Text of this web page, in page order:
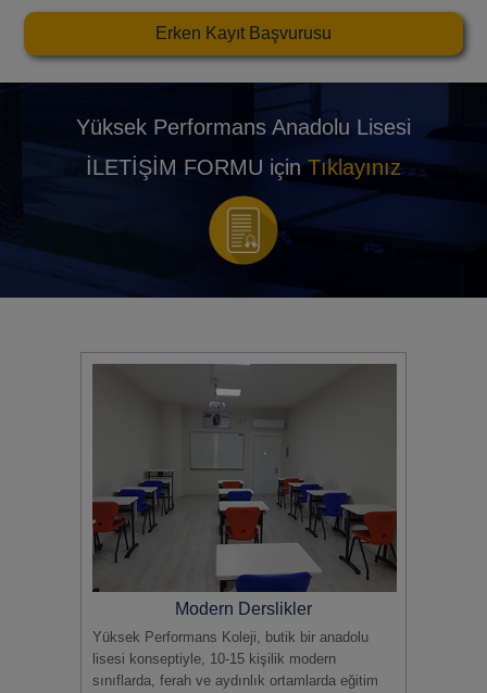
Erken Kayıt Başvurusu
Yüksek Performans Anadolu Lisesi
İLETİŞİM FORMU içinTıklayınız
Modern Derslikler
Yüksek Performans Koleji, butik bir anadolu
lisesi konseptiyle, 10-15 kişilik modern
sınıflarda, ferah ve aydınlık ortamlarda eğitim